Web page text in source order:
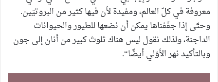
معروفة في كلّ العالم، ومفيدة لأن فيها كثير من البروتيّين.
وحتّى إذا جفّفناها يمكن أن نضعها للطيور والحيوانات
الداجنة، ولذلك نقول ليس هناك تلوث كبير من أنان إلى جون
وبالتأكيد نهر الأوّلي أيضًا“.